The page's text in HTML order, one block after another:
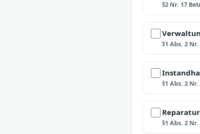
§2 Nr. 17
§1 Abs. 2
§1 Abs. 2
§1 Abs. 2